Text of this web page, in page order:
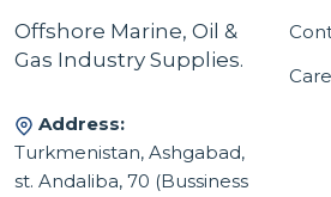
Offshore Marine, Oil &
Gas Industry Supplies.
Address:
Turkmenistan, Ashgabad,
st. Andaliba, 70 (Bussiness